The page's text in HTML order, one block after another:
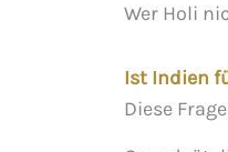
Wer Holi
Ist Indien
Diese